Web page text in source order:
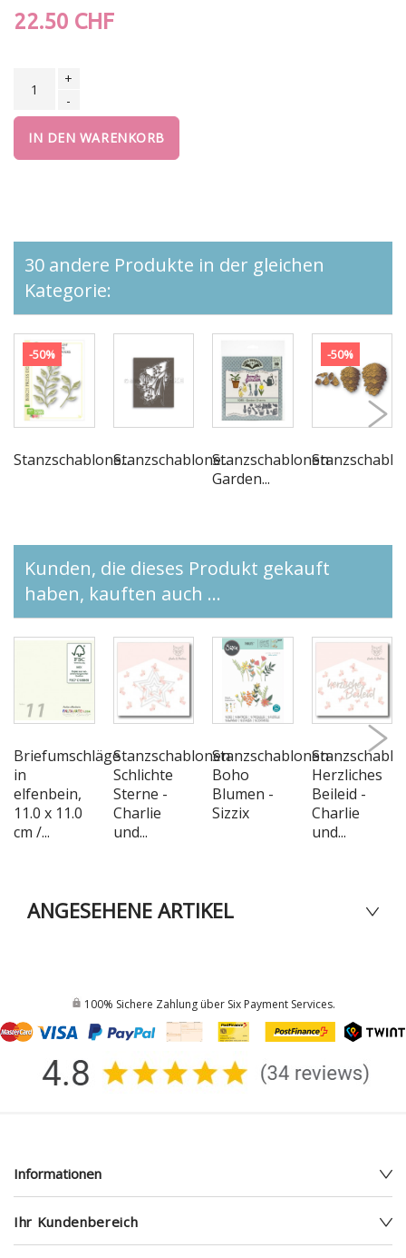
22.50 CHF
+
-
IN DEN WARENKORB
30 andere Produkte in der gleichen
Kategorie:
-50%
Stanzschablone...Stanzschablone...Stanzschablonen
Garden...
-50%
Kunden, die dieses Produkt gekauft
haben, kauften auch ...
Briefumschläge
in
elfenbein,
11.0 x 11.0
cm /...
Stanzschablonen
Schlichte
Sterne -
Charlie
und...
Stanzschablonen
Boho
Blumen -
Sizzix
Herzliches
Beileid -
Charlie
und...
ANGESEHENE ARTIKEL
100% Sichere Zahlung über Six Payment Services.
Informationen
Ihr Kundenbereich